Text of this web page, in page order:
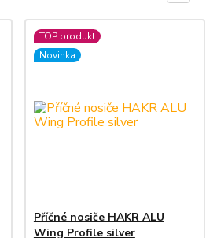
TOP produkt
Novinka
Příčné nosiče HAKR ALU
Wing Profile silver